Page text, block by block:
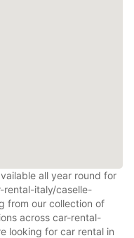
all year round for
rental-italy/caselle-
from our collection of
across car-rental-
looking for car rental in